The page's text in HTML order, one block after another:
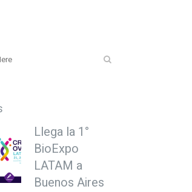
Llega la 1°
BioExpo
LATAM a
Buenos Aires